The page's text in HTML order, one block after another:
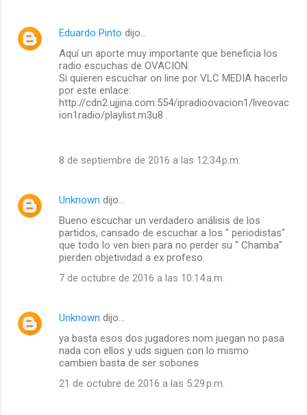
Eduardo Pinto dijo…
Aquí un aporte muy importante que beneficia los
radio escuchas de OVACION.
Si quieren escuchar on line por VLC MEDIA hacerlo
por este enlace:
http://cdn2.ujjina.com:554/ipradioovacion1/liveovac
ion1radio/playlist.m3u8
8 de septiembre de 2016 a las 12:34 p.m.
Unknown dijo…
Bueno escuchar un verdadero análisis de los
partidos, cansado de escuchar a los " periodistas"
que todo lo ven bien para no perder su " Chamba"
pierden objetividad a ex profeso.
7 de octubre de 2016 a las 10:14 a.m.
Unknown dijo…
ya basta esos dos jugadores nom juegan no pasa
nada con ellos y uds siguen con lo mismo
cambien basta de ser sobones
21 de octubre de 2016 a las 5:29 p.m.